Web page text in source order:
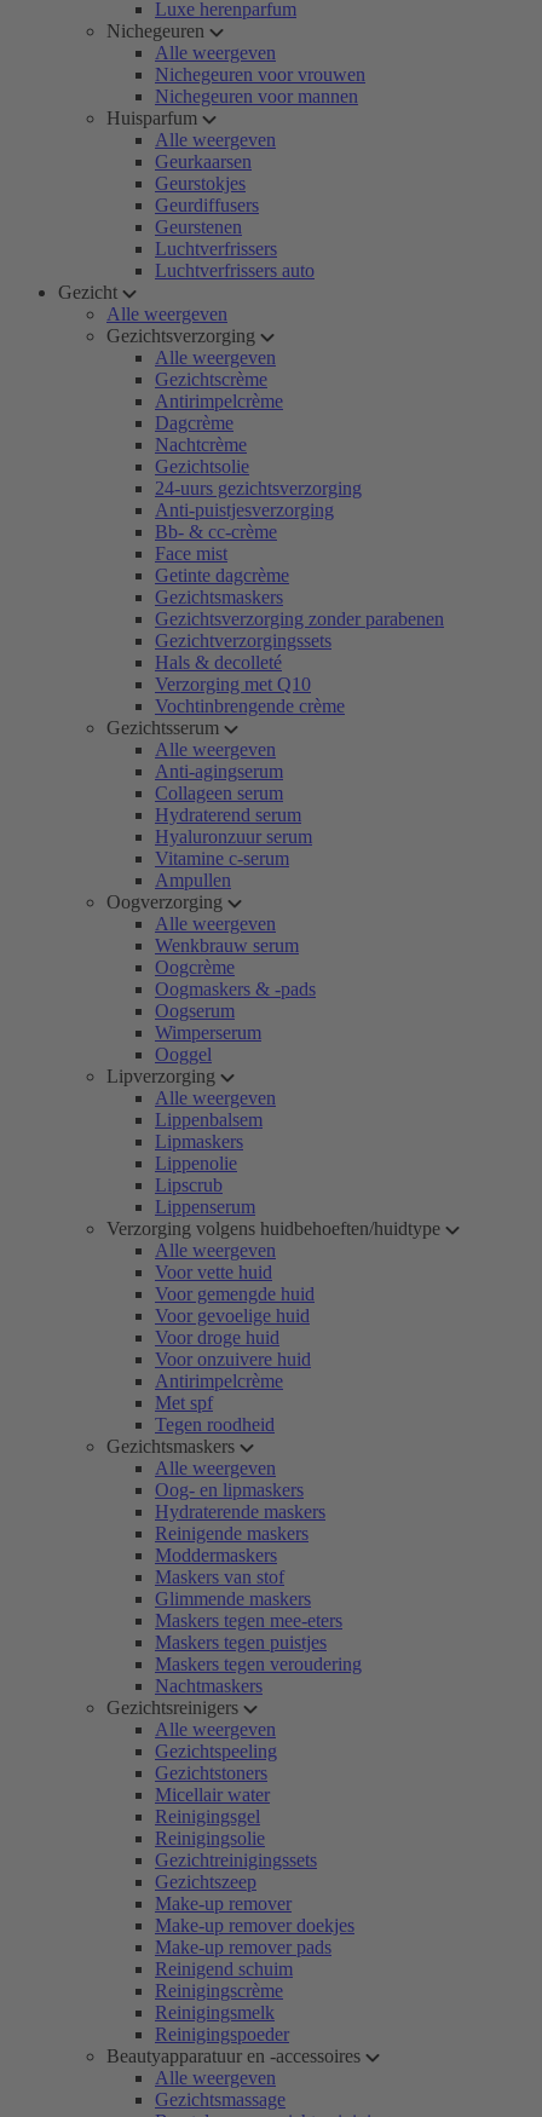
Luxe herenparfum
Nichegeuren
Alle weergeven
Nichegeuren voor vrouwen
Nichegeuren voor mannen
Huisparfum
Alle weergeven
Geurkaarsen
Geurstokjes
Geurdiffusers
Geurstenen
Luchtverfrissers
Luchtverfrissers auto
Gezicht
Alle weergeven
Gezichtsverzorging
Alle weergeven
Gezichtscrème
Antirimpelcrème
Dagcrème
Nachtcrème
Gezichtsolie
24-uurs gezichtsverzorging
Anti-puistjesverzorging
Bb- & cc-crème
Face mist
Getinte dagcrème
Gezichtsmaskers
Gezichtsverzorging zonder parabenen
Gezichtverzorgingssets
Hals & decolleté
Verzorging met Q10
Vochtinbrengende crème
Gezichtsserum
Alle weergeven
Anti-agingserum
Collageen serum
Hydraterend serum
Hyaluronzuur serum
Vitamine c-serum
Ampullen
Oogverzorging
Alle weergeven
Wenkbrauw serum
Oogcrème
Oogmaskers & -pads
Oogserum
Wimperserum
Ooggel
Lipverzorging
Alle weergeven
Lippenbalsem
Lipmaskers
Lippenolie
Lipscrub
Lippenserum
Verzorging volgens huidbehoeften/huidtype
Alle weergeven
Voor vette huid
Voor gemengde huid
Voor gevoelige huid
Voor droge huid
Voor onzuivere huid
Antirimpelcrème
Met spf
Tegen roodheid
Gezichtsmaskers
Alle weergeven
Oog- en lipmaskers
Hydraterende maskers
Reinigende maskers
Moddermaskers
Maskers van stof
Glimmende maskers
Maskers tegen mee-eters
Maskers tegen puistjes
Maskers tegen veroudering
Nachtmaskers
Gezichtsreinigers
Alle weergeven
Gezichtspeeling
Gezichtstoners
Micellair water
Reinigingsgel
Reinigingsolie
Gezichtreinigingssets
Gezichtszeep
Make-up remover
Make-up remover doekjes
Make-up remover pads
Reinigend schuim
Reinigingscrème
Reinigingsmelk
Reinigingspoeder
Beautyapparatuur en -accessoires
Alle weergeven
Gezichtsmassage